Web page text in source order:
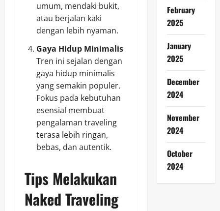
umum, mendaki bukit,
atau berjalan kaki
dengan lebih nyaman.
Gaya Hidup Minimalis
Tren ini sejalan dengan
gaya hidup minimalis
yang semakin populer.
Fokus pada kebutuhan
esensial membuat
pengalaman traveling
terasa lebih ringan,
bebas, dan autentik.
Tips Melakukan
Naked Traveling
February
2025
January
2025
December
2024
November
2024
October
2024